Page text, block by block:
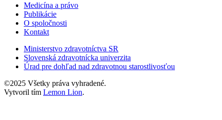
Medicína a právo
Publikácie
O spoločnosti
Kontakt
Ministerstvo zdravotníctva SR
Slovenská zdravotnícka univerzita
Úrad pre dohľad nad zdravotnou starostlivosťou
©2025 Všetky práva vyhradené.
Vytvoril tím Lemon Lion.